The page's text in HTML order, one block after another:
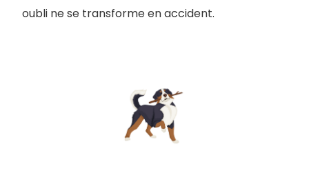
oubli ne se transforme en accident.